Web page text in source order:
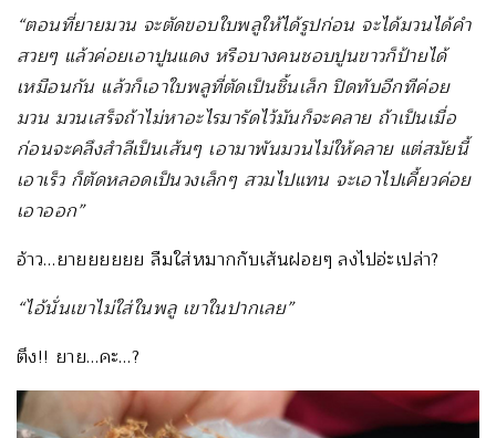
“ตอนที่ยายมวน จะตัดขอบใบพลูให้ได้รูปก่อน จะได้มวนได้คำ
สวยๆ แล้วค่อยเอาปูนแดง หรือบางคนชอบปูนขาวก็ป้ายได้
เหมือนกัน แล้วก็เอาใบพลูที่ตัดเป็นชิ้นเล็ก ปิดทับอีกทีค่อย
มวน มวนเสร็จถ้าไม่หาอะไรมารัดไว้มันก็จะคลาย ถ้าเป็นเมื่อ
ก่อนจะคลึงสำลีเป็นเส้นๆ เอามาพันมวนไม่ให้คลาย แต่สมัยนี้
เอาเร็ว ก็ตัดหลอดเป็นวงเล็กๆ สวมไปแทน จะเอาไปเคี้ยวค่อย
เอาออก”
อ้าว…ยายยยยยย ลืมใส่หมากกับเส้นฝอยๆ ลงไปอ่ะเปล่า?
“ไอ้นั่นเขาไม่ใส่ในพลู เขาในปากเลย”
ตึง!! ยาย…คะ…?